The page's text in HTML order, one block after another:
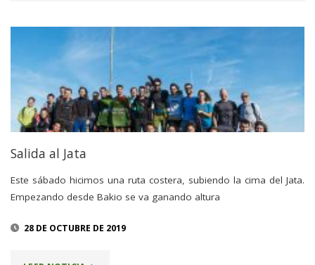
Salida al Jata
Este sábado hicimos una ruta costera, subiendo la cima del Jata.
Empezando desde Bakio se va ganando altura
28 DE OCTUBRE DE 2019